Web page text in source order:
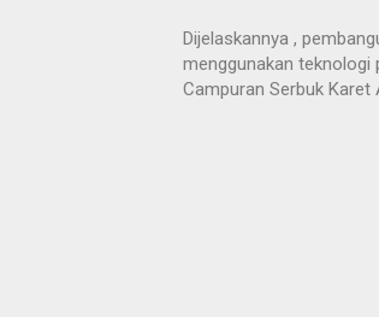
Dijelaskannya ,
menggunakan teknologi
Campuran Serbuk Karet